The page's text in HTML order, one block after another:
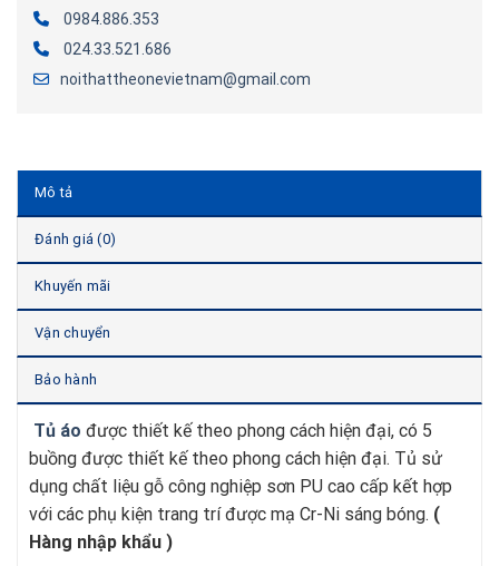
0984.886.353
024.33.521.686
noithattheonevietnam@gmail.com
Mô tả
Đánh giá (0)
Khuyến mãi
Vận chuyển
Bảo hành
Tủ áo được thiết kế theo phong cách hiện đại, có 5
buồng được thiết kế theo phong cách hiện đại. Tủ sử
dụng chất liệu gỗ công nghiệp sơn PU cao cấp kết hợp
với các phụ kiện trang trí được mạ Cr-Ni sáng bóng. (
Hàng nhập khẩu )